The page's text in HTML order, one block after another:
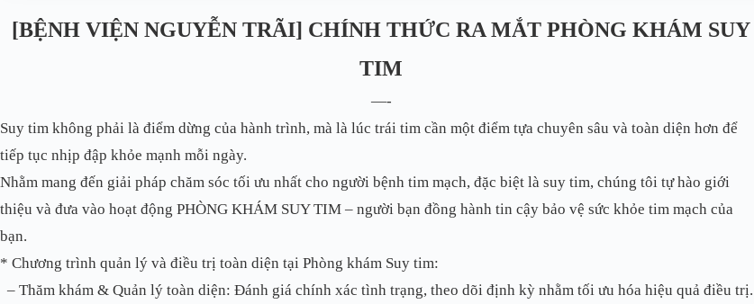
[BỆNH VIỆN NGUYỄN TRÃI] CHÍNH THỨC RA MẮT PHÒNG KHÁM SUY
TIM
—-
Suy tim không phải là điểm dừng của hành trình, mà là lúc trái tim cần một điểm tựa chuyên sâu và toàn diện hơn để
tiếp tục nhịp đập khỏe mạnh mỗi ngày.
Nhằm mang đến giải pháp chăm sóc tối ưu nhất cho người bệnh tim mạch, đặc biệt là suy tim, chúng tôi tự hào giới
thiệu và đưa vào hoạt động PHÒNG KHÁM SUY TIM – người bạn đồng hành tin cậy bảo vệ sức khỏe tim mạch của
bạn.
* Chương trình quản lý và điều trị toàn diện tại Phòng khám Suy tim:
– Thăm khám & Quản lý toàn diện: Đánh giá chính xác tình trạng, theo dõi định kỳ nhằm tối ưu hóa hiệu quả điều trị.